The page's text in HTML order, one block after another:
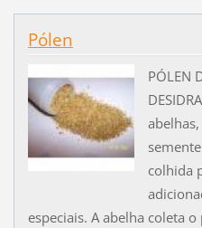
Pólen
PÓLEN
colhida
especiais. A abelha coleta